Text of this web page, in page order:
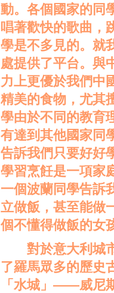
動。各個國家的同
唱著歡快的歌曲，
學是不多見的。就
處提供了平台。與
力上更優於我們中
精美的食物，尤其
學由於不同的教育
有達到其他國家同
告訴我們只要好好
學習烹飪是一項家
一個波蘭同學告訴
立做飯，甚至能做
個不懂得做飯的女
對於意大利城市
了羅馬眾多的歷史
「水城」——威尼